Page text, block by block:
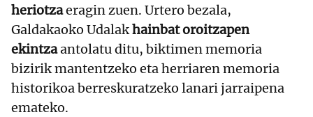
heriotzaeragin zuen. Urtero bezala,
Galdakaoko Udalakhainbat oroitzapen
ekintzaantolatu ditu, biktimen memoria
bizirik mantentzeko eta herriaren memoria
historikoa berreskuratzeko lanari jarraipena
emateko.